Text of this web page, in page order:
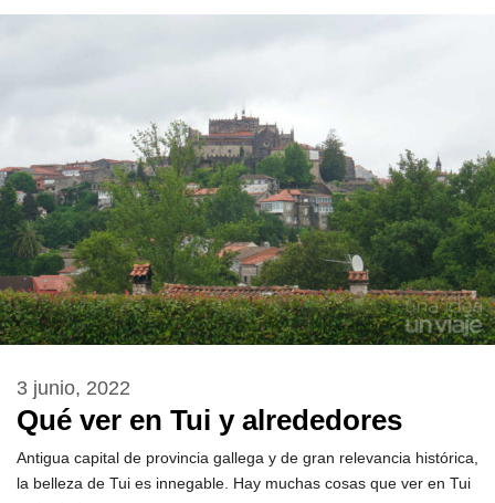
Qué ver en Tui y alrededores
3 junio, 2022
Antigua capital de provincia gallega y de gran relevancia histórica,
la belleza de Tui es innegable. Hay muchas cosas que ver en Tui